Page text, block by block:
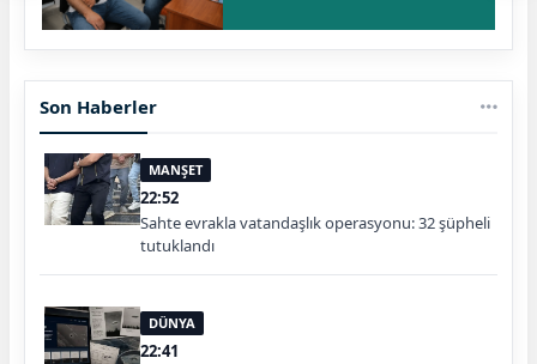
Son Haberler
MANŞET
22:52
Sahte evrakla vatandaşlık operasyonu: 32 şüpheli
tutuklandı
DÜNYA
22:41